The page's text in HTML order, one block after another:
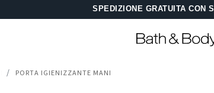
SPEDIZIONE GRATUITA CON
PORTA IGIENIZZANTE MANI